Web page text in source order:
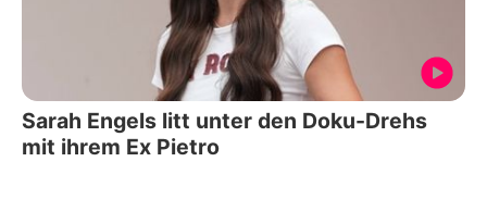
Sarah Engels litt unter den Doku-Drehs
mit ihrem Ex Pietro